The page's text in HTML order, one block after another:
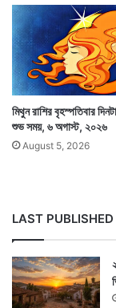
মাহেন্দ্রযোগ।
এই যোগে যেকোনও
মিথুন রাশির বৃহস্পতিবার
শুভ সময়, ৬ অগাস্ট, ২০২৬
August 5, 2026
LAST PUBLISHED